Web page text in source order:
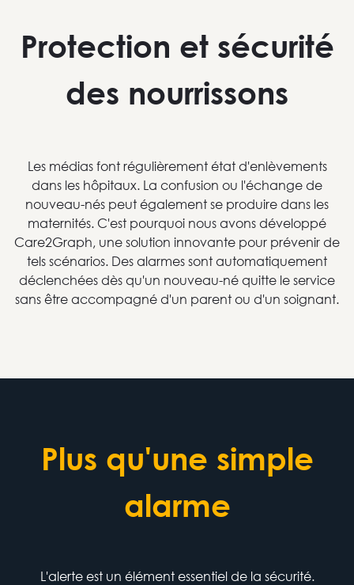
Protection et sécurité
des nourrissons
Les médias font régulièrement état d'enlèvements
dans les hôpitaux. La confusion ou l'échange de
nouveau-nés peut également se produire dans les
maternités. C'est pourquoi nous avons développé
Care2Graph, une solution innovante pour prévenir de
tels scénarios. Des alarmes sont automatiquement
déclenchées dès qu'un nouveau-né quitte le service
sans être accompagné d'un parent ou d'un soignant.
Plus qu'une simple
alarme
L'alerte est un élément essentiel de la sécurité.